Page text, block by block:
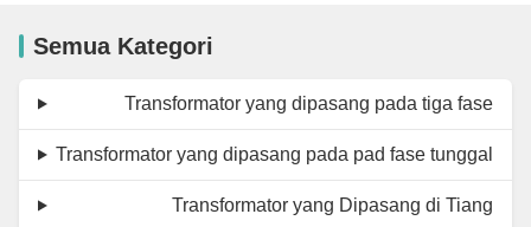
Semua Kategori
Transformator yang dipasang pada tiga fase
Transformator yang dipasang pada pad fase tunggal
Transformator yang Dipasang di Tiang